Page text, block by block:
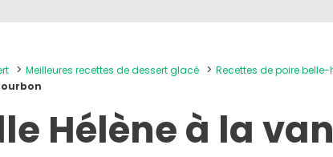
Meilleures recettes de dessert glacé
Recettes de poire
Hélène à la